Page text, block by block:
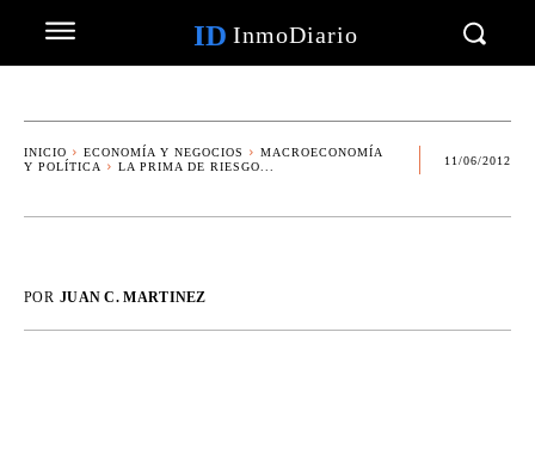
ID InmoDiario
INICIO ECONOMÍA Y NEGOCIOS
MACROECONOMÍA
Y POLÍTICA
LA PRIMA DE RIESGO...
11/06/2012
POR JUAN C. MARTINEZ